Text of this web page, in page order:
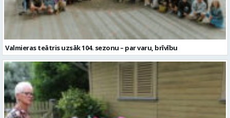
Valmieras teātris uzsāk 104. sezonu – par varu, brīvību